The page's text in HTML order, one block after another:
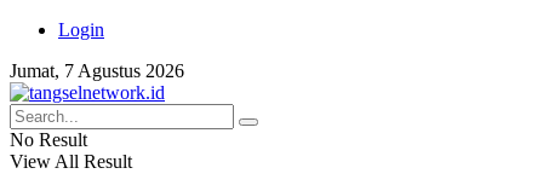
Login
Jumat, 7 Agustus 2026
No Result
View All Result